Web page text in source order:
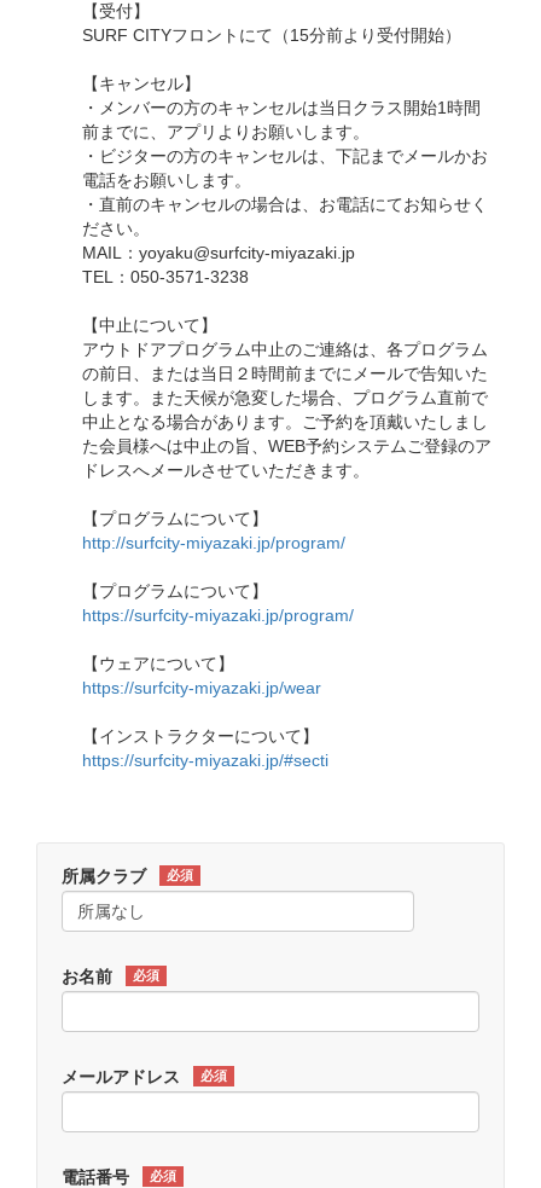
【受付】
SURF CITYフロントにて（15分前より受付開始）
【キャンセル】
・メンバーの方のキャンセルは当日クラス開始1時間
前までに、アプリよりお願いします。
・ビジターの方のキャンセルは、下記までメールかお
電話をお願いします。
・直前のキャンセルの場合は、お電話にてお知らせく
ださい。
MAIL：yoyaku@surfcity-miyazaki.jp
TEL：050-3571-3238
【中止について】
アウトドアプログラム中止のご連絡は、各プログラム
の前日、または当日２時間前までにメールで告知いた
します。また天候が急変した場合、プログラム直前で
中止となる場合があります。ご予約を頂戴いたしまし
た会員様へは中止の旨、WEB予約システムご登録のア
ドレスへメールさせていただきます。
【プログラムについて】
http://surfcity-miyazaki.jp/program/
【プログラムについて】
https://surfcity-miyazaki.jp/program/
【ウェアについて】
https://surfcity-miyazaki.jp/wear
【インストラクターについて】
https://surfcity-miyazaki.jp/#secti
所属クラブ 必須
お名前 必須
メールアドレス 必須
電話番号 必須